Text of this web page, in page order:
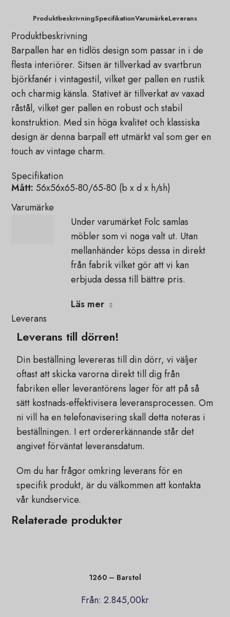
ProduktbeskrivningSpecifikationVarumärkeLeverans
Produktbeskrivning
Barpallen har en tidlös design som passar in i de
flesta interiörer. Sitsen är tillverkad av svartbrun
björkfanér i vintagestil, vilket ger pallen en rustik
och charmig känsla. Stativet är tillverkat av vaxad
råstål, vilket ger pallen en robust och stabil
konstruktion. Med sin höga kvalitet och klassiska
design är denna barpall ett utmärkt val som ger en
touch av vintage charm.
Specifikation
Mått: 56x56x65-80/65-80 (b x d x h/sh)
Varumärke
Under varumärket Folc samlas
möbler som vi noga valt ut. Utan
mellanhänder köps dessa in direkt
från fabrik vilket gör att vi kan
erbjuda dessa till bättre pris.
Läs mer
Leverans
Leverans till dörren!
Din beställning levereras till din dörr, vi väljer
oftast att skicka varorna direkt till dig från
fabriken eller leverantörens lager för att på så
sätt kostnads-effektivisera leveransprocessen. Om
ni vill ha en telefonavisering skall detta noteras i
beställningen. I ert ordererkännande står det
angivet förväntat leveransdatum.
Om du har frågor omkring leverans för en
specifik produkt, är du välkommen att kontakta
vår kundservice.
Relaterade produkter
1260 – Barstol
Från: 2.845,00kr